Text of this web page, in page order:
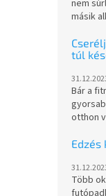
nem
másik
túl
Bár a
otthon
Edzés
Több